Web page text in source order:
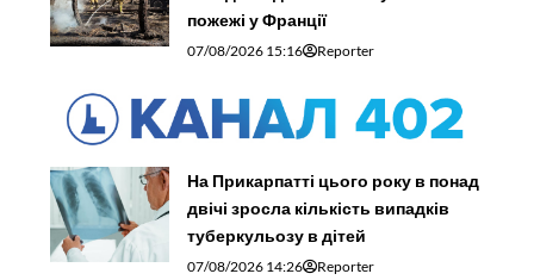
пожежі у Франції
07/08/2026 15:16 Reporter
На Прикарпатті цього року в понад
двічі зросла кількість випадків
туберкульозу в дітей
07/08/2026 14:26 Reporter